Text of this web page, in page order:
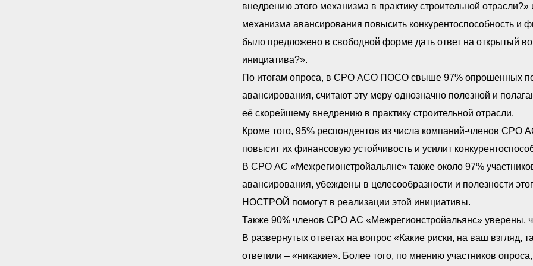
внедрению этого механизма в практику строительной
механизма авансирования повысить конкурентоспособность и
было предложено в свободной форме дать ответ на открытый
инициатива?».
По итогам опроса, в СРО АСО ПОСО свыше 97% опрошенных
авансирования, считают эту меру однозначно полезной и
её скорейшему внедрению в практику строительной отрасли.
Кроме того, 95% респондентов из числа компаний-членов
повысит их финансовую устойчивость и усилит
В СРО АС «Межрегионстройальянс» также около 97%
авансирования, убеждены в целесообразности и полезности
НОСТРОЙ помогут в реализации этой инициативы.
Также 90% членов СРО АС «Межрегионстройальянс» уверены,
В развернутых ответах на вопрос «Какие риски, на ваш взгляд,
ответили – «никакие». Более того, по мнению участников